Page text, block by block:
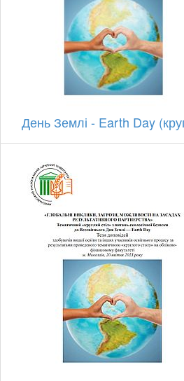
День Землі - Earth Day